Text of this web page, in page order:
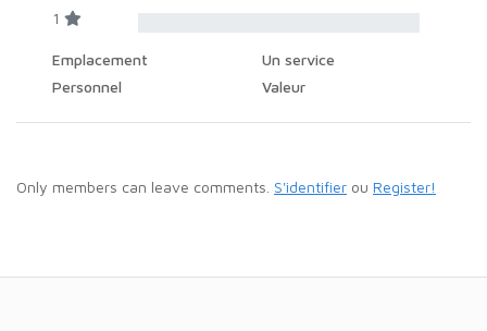
1
Emplacement
Un service
Personnel
Valeur
Only members can leave comments. S'identifier ou Register!